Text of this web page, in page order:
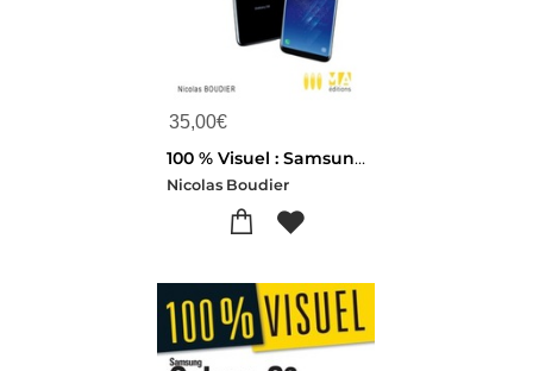
35,00€
100 % Visuel : Samsung Galaxy S8 Et S8+
Nicolas Boudier